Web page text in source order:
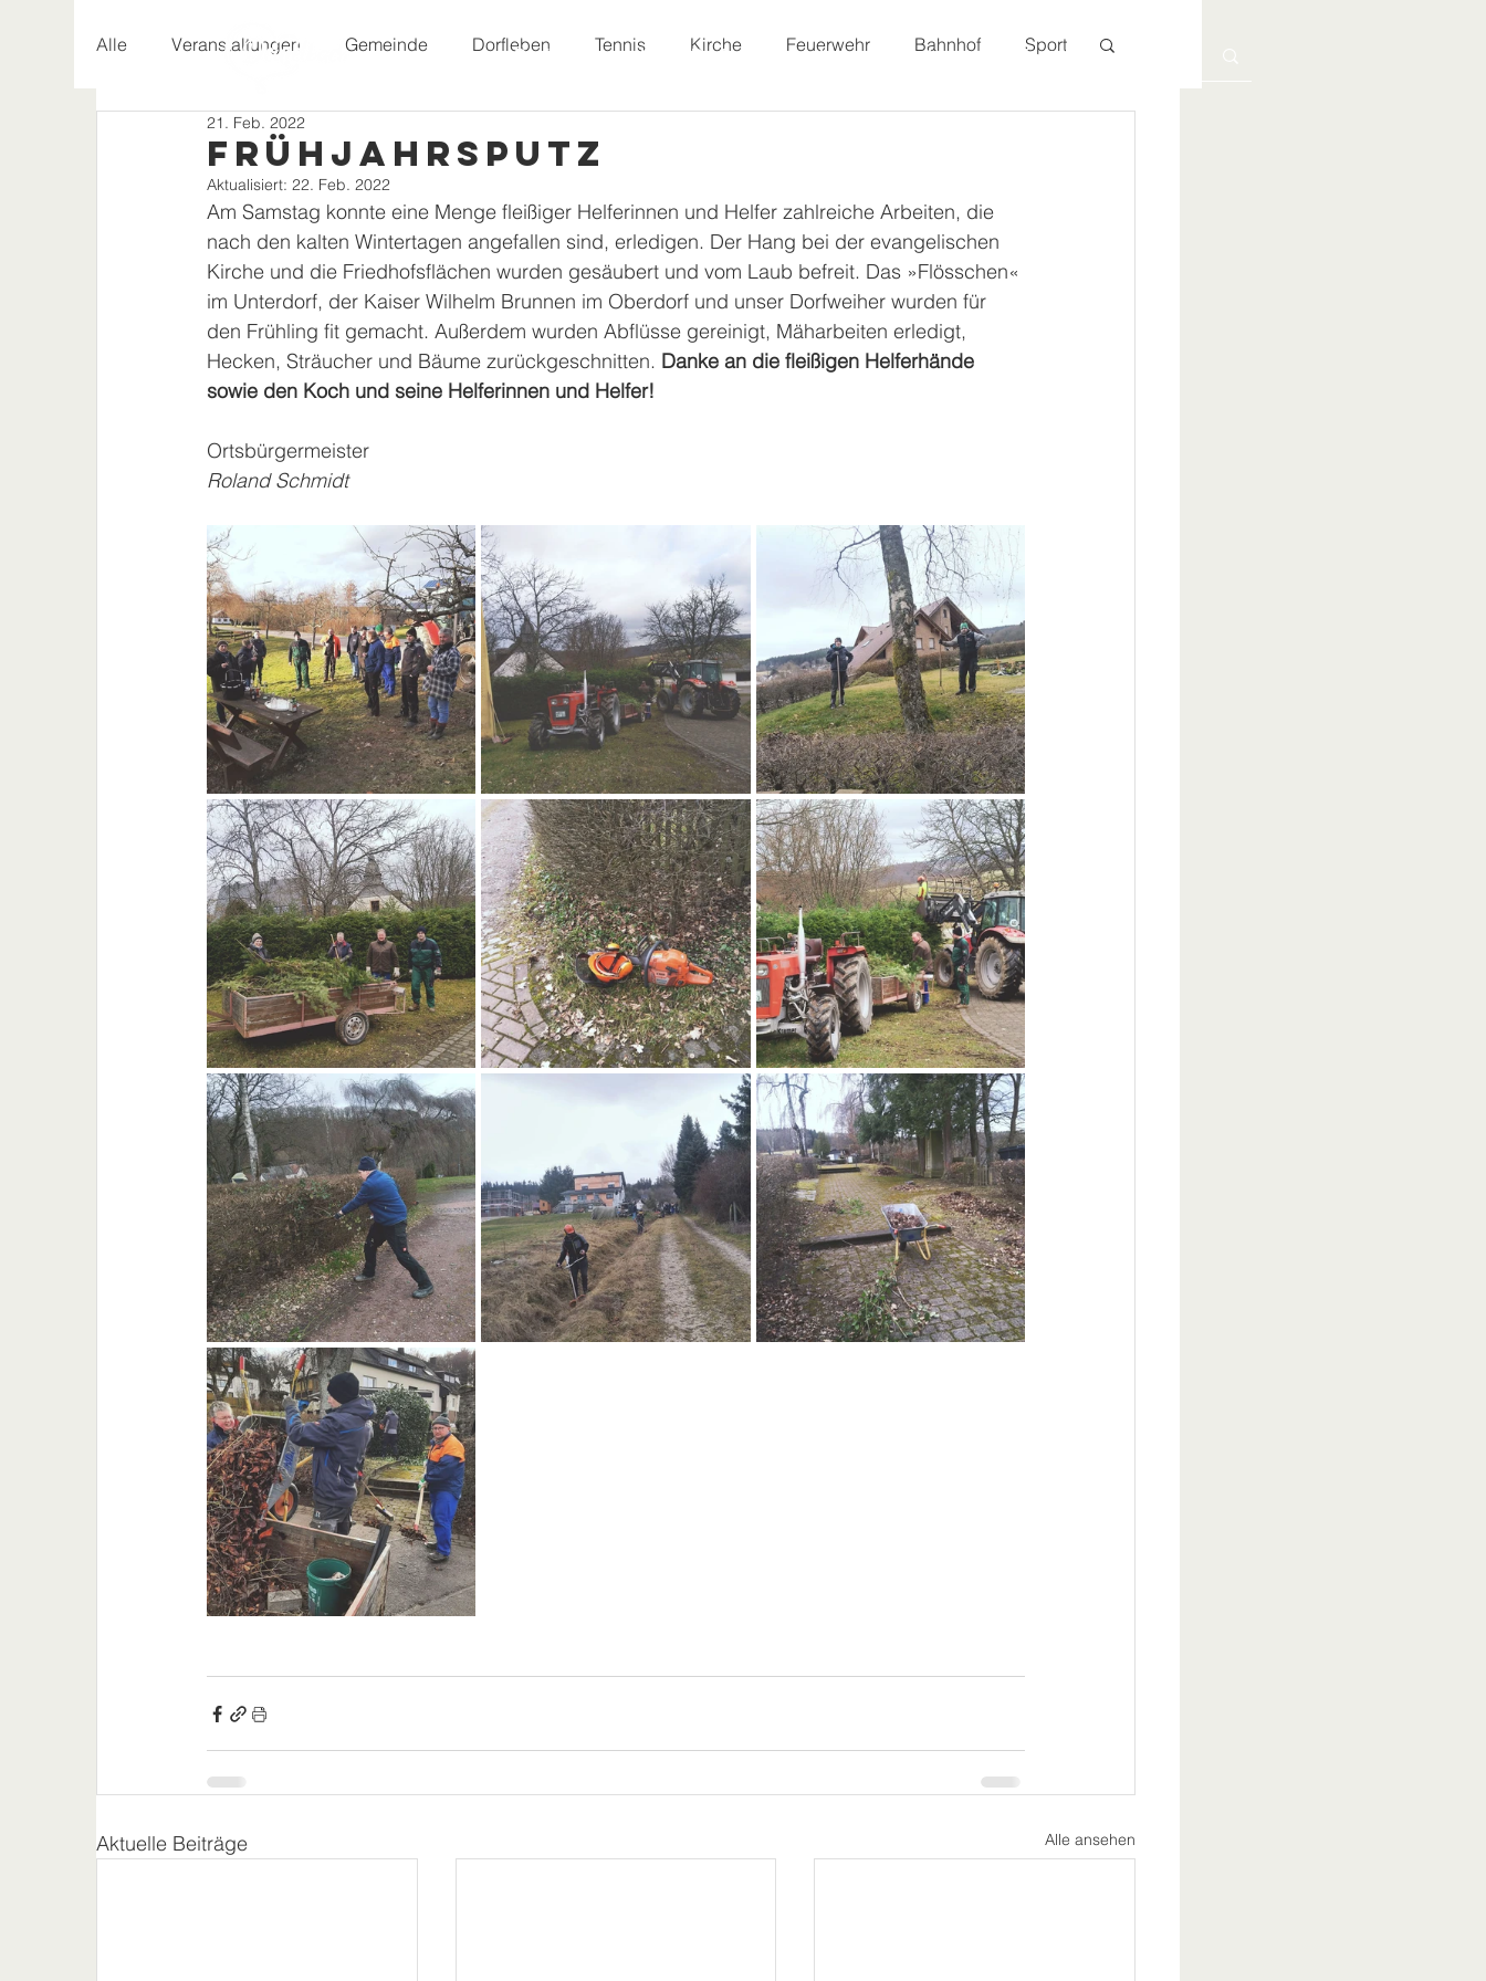
Dorffunk Unser Dorf Vereine Freizeit Kontakt
Alle Veranstaltungen Gemeinde Dorfleben Tennis Kirche Feuerwehr Bahnhof Sport
GeschichteFrühjahrsputz
21. Feb. 2022
Aktualisiert: 22. Feb. 2022
Am Samstag konnte eine Menge fleißiger Helferinnen und Helfer zahlreiche Arbeiten, die
nach den kalten Wintertagen angefallen sind, erledigen. Der Hang bei der evangelischen
Kirche und die Friedhofsflächen wurden gesäubert und vom Laub befreit. Das »Flösschen«
im Unterdorf, der Kaiser Wilhelm Brunnen im Oberdorf und unser Dorfweiher wurden für
den Frühling fit gemacht. Außerdem wurden Abflüsse gereinigt, Mäharbeiten erledigt,
Hecken, Sträucher und Bäume zurückgeschnitten. Danke an die fleißigen Helferhände
sowie den Koch und seine Helferinnen und Helfer!
Ortsbürgermeister
Roland Schmidt
Aktuelle Beiträge Alle ansehen